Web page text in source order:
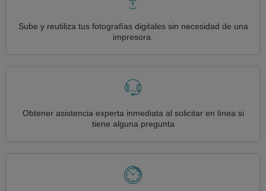
Sube y reutiliza tus fotografías digitales sin necesidad de una
impresora.
Obtener asistencia experta inmediata al solicitar en línea si
tiene alguna pregunta